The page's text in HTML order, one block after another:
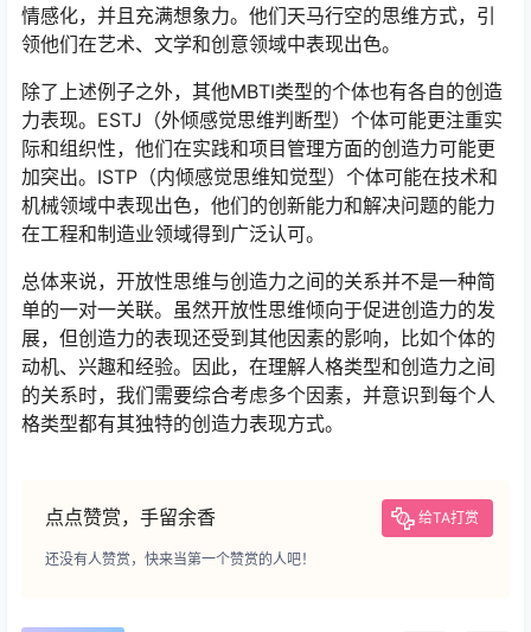
情感化，并且充满想象力。他们天马行空的思维方式，引
领他们在艺术、文学和创意领域中表现出色。
除了上述例子之外，其他MBTI类型的个体也有各自的创造
力表现。ESTJ（外倾感觉思维判断型）个体可能更注重实
际和组织性，他们在实践和项目管理方面的创造力可能更
加突出。ISTP（内倾感觉思维知觉型）个体可能在技术和
机械领域中表现出色，他们的创新能力和解决问题的能力
在工程和制造业领域得到广泛认可。
总体来说，开放性思维与创造力之间的关系并不是一种简
单的一对一关联。虽然开放性思维倾向于促进创造力的发
展，但创造力的表现还受到其他因素的影响，比如个体的
动机、兴趣和经验。因此，在理解人格类型和创造力之间
的关系时，我们需要综合考虑多个因素，并意识到每个人
格类型都有其独特的创造力表现方式。
点点赞赏，手留余香 给TA打赏
还没有人赞赏，快来当第一个赞赏的人吧！